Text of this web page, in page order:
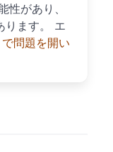
性があり、
ります。 エ
問題を開い